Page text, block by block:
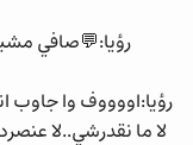
رؤيا:💬صافي
رؤيا:اووووف وا جاوب
لا ما نقدرشي..لا